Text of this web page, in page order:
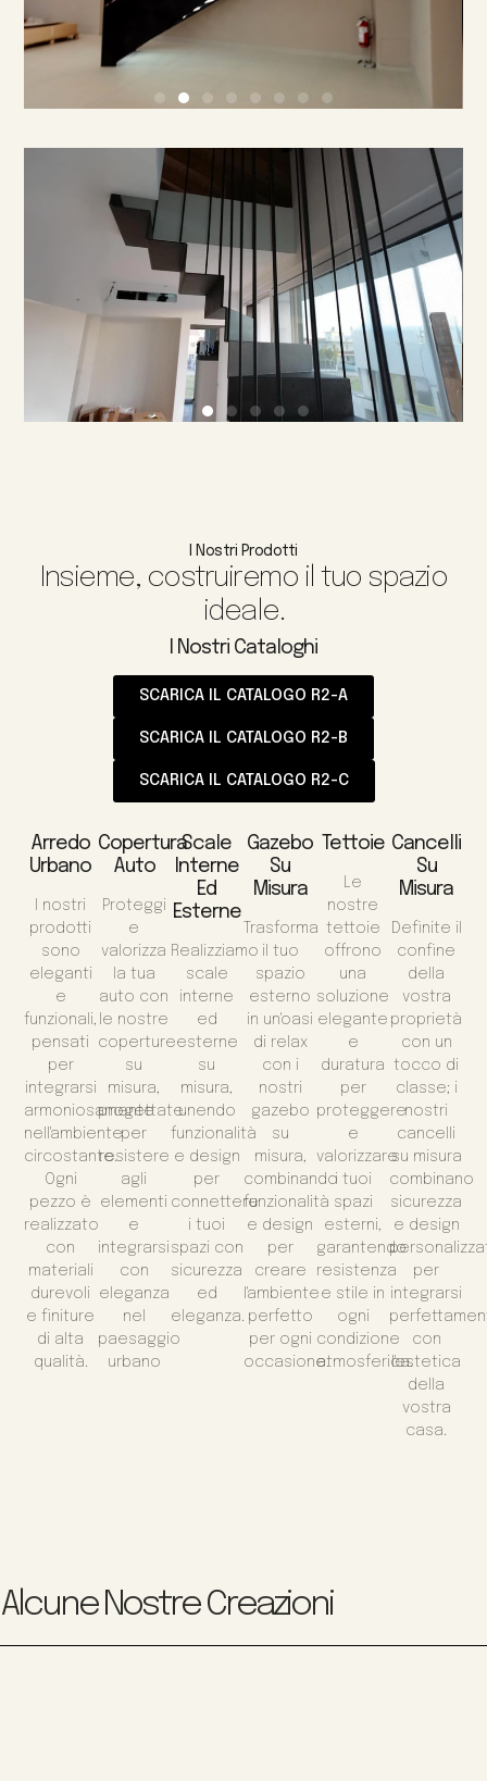
I Nostri Prodotti
Insieme, costruiremo il tuo spazio
ideale.
I Nostri Cataloghi
SCARICA IL CATALOGO R2-A
SCARICA IL CATALOGO R2-B
SCARICA IL CATALOGO R2-C
Arredo
Urbano
I nostri
prodotti
sono
eleganti
e
funzionali,
pensati
per
integrarsi
armoniosamente
nell'ambiente
circostante.
Ogni
pezzo è
realizzato
con
materiali
durevoli
e finiture
di alta
qualità.
Copertura
Auto
Proteggi
e
valorizza
la tua
auto con
le nostre
coperture
su
misura,
progettate
per
resistere
agli
elementi
e
integrarsi
con
eleganza
nel
paesaggio
urbano
Scale
Interne
Ed
Esterne
Realizziamo
scale
interne
ed
esterne
su
misura,
unendo
funzionalità
e design
per
connettere
i tuoi
spazi con
sicurezza
ed
eleganza.
Gazebo
Su
Misura
Trasforma
il tuo
spazio
esterno
in un'oasi
di relax
con i
nostri
gazebo
su
misura,
combinando
funzionalità
e design
per
creare
l'ambiente
perfetto
per ogni
occasione.
Tettoie
Le
nostre
tettoie
offrono
una
soluzione
elegante
e
duratura
per
proteggere
e
valorizzare
i tuoi
spazi
esterni,
garantendo
resistenza
e stile in
ogni
condizione
atmosferica.
Cancelli
Su
Misura
Definite il
confine
della
vostra
proprietà
con un
tocco di
classe; i
nostri
cancelli
su misura
combinano
sicurezza
e design
per
integrarsi
con
l'estetica
della
vostra
casa.
Alcune Nostre Creazioni